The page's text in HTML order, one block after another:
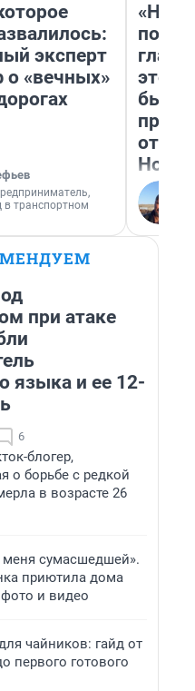
эксперт
о «вечных»
в транспортном
этого
бьет
при атаке
языка и ее 12-
6
блогер,
о борьбе с редкой
в возрасте 26
меня сумасшедшей».
приютила дома
и видео
чайников: гайд от
первого готового